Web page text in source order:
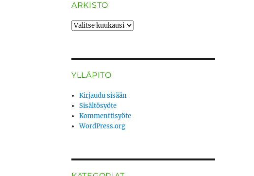
ARKISTO
ARKISTO
YLLÄPITO
Kirjaudu sisään
Sisältösyöte
Kommenttisyöte
WordPress.org